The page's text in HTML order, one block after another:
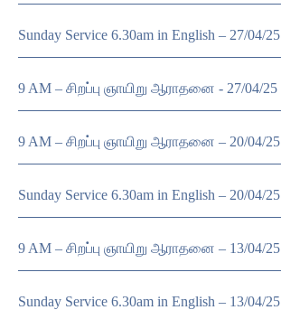
Sunday Service 6.30am in English – 27/04/25
9 AM – சிறப்பு ஞாயிறு ஆராதனை - 27/04/25
9 AM – சிறப்பு ஞாயிறு ஆராதனை – 20/04/25
Sunday Service 6.30am in English – 20/04/25
9 AM – சிறப்பு ஞாயிறு ஆராதனை – 13/04/25
Sunday Service 6.30am in English – 13/04/25